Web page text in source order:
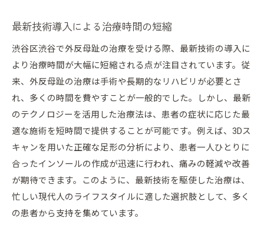
最新技術導入による治療時間の短縮
渋谷区渋谷で外反母趾の治療を受ける際、最新技術の導入に
より治療時間が大幅に短縮される点が注目されています。従
来、外反母趾の治療は手術や長期的なリハビリが必要とさ
れ、多くの時間を費やすことが一般的でした。しかし、最新
のテクノロジーを活用した治療法は、患者の症状に応じた最
適な施術を短時間で提供することが可能です。例えば、3Dス
キャンを用いた正確な足形の分析により、患者一人ひとりに
合ったインソールの作成が迅速に行われ、痛みの軽減や改善
が期待できます。このように、最新技術を駆使した治療は、
忙しい現代人のライフスタイルに適した選択肢として、多く
の患者から支持を集めています。